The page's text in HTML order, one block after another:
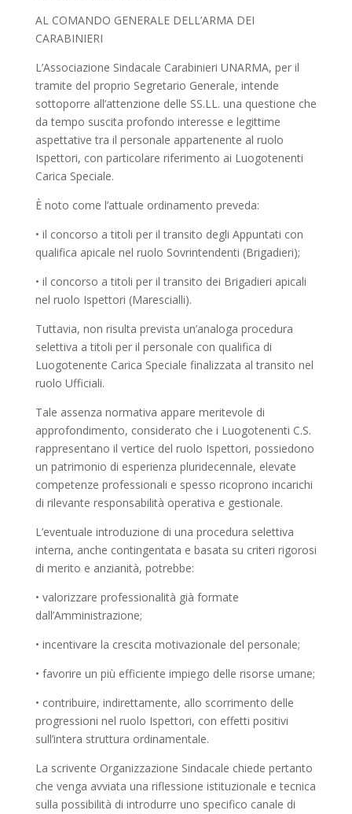
AL COMANDO GENERALE DELL’ARMA DEI
CARABINIERI
L’Associazione Sindacale Carabinieri UNARMA, per il
tramite del proprio Segretario Generale, intende
sottoporre all’attenzione delle SS.LL. una questione che
da tempo suscita profondo interesse e legittime
aspettative tra il personale appartenente al ruolo
Ispettori, con particolare riferimento ai Luogotenenti
Carica Speciale.
È noto come l’attuale ordinamento preveda:
• il concorso a titoli per il transito degli Appuntati con
qualifica apicale nel ruolo Sovrintendenti (Brigadieri);
• il concorso a titoli per il transito dei Brigadieri apicali
nel ruolo Ispettori (Marescialli).
Tuttavia, non risulta prevista un’analoga procedura
selettiva a titoli per il personale con qualifica di
Luogotenente Carica Speciale finalizzata al transito nel
ruolo Ufficiali.
Tale assenza normativa appare meritevole di
approfondimento, considerato che i Luogotenenti C.S.
rappresentano il vertice del ruolo Ispettori, possiedono
un patrimonio di esperienza pluridecennale, elevate
competenze professionali e spesso ricoprono incarichi
di rilevante responsabilità operativa e gestionale.
L’eventuale introduzione di una procedura selettiva
interna, anche contingentata e basata su criteri rigorosi
di merito e anzianità, potrebbe:
• valorizzare professionalità già formate
dall’Amministrazione;
• incentivare la crescita motivazionale del personale;
• favorire un più efficiente impiego delle risorse umane;
• contribuire, indirettamente, allo scorrimento delle
progressioni nel ruolo Ispettori, con effetti positivi
sull’intera struttura ordinamentale.
La scrivente Organizzazione Sindacale chiede pertanto
che venga avviata una riflessione istituzionale e tecnica
sulla possibilità di introdurre uno specifico canale di